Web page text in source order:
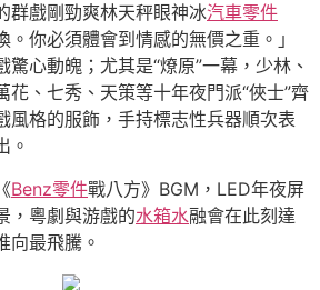
群戲剛勁爽林天秤眼神冰汽車零件
你必須體會到情感的無價之重。」
心動魄；尤其是“燎原”一幕，少林、
花、七秀、天策等十年夜門派“俠士”齊
風格的服飾，手持標志性兵器順次表
。
Benz零件戰八方》BGM，LED年夜屏
，粵劇與游戲的水箱水融會在此刻達
向最飛騰。